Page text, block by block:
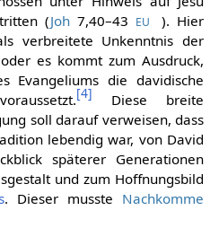
(Joh 7,40–43 EU
). Hier
verbreitete Unkenntnis der
oder es kommt zum Ausdruck,
Evangeliums die davidische
[4]
Diese breite
soll darauf verweisen, dass
lebendig war, von David
späterer Generationen
und zum Hoffnungsbild
. Dieser musste Nachkomme